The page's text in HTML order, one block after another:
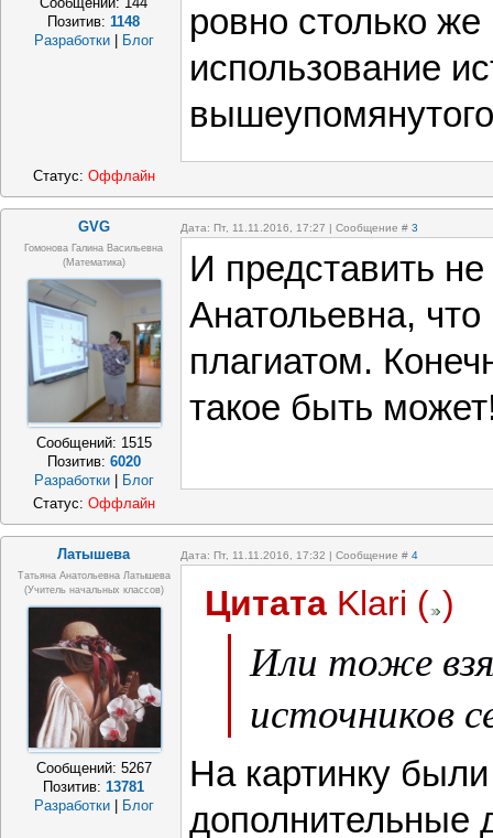
Позитив:1148
Разработки
Блог
ровно столько
использование
Статус: Оффлайн
GVG Дата: Пт, 11.11.2016, 17:27 | Сообщение # 3
Гомонова Галина Васильевна
(математика)
Сообщений: 1515
Позитив: 6020
Разработки
Блог
И представить
Анатольевна,
плагиатом.
такое быть
Статус: Оффлайн
Латышева Дата: Пт, 11.11.2016, 17:32 | Сообщение # 4
Татьяна Анатольевна Латышева
(учитель начальных классов)
Сообщений: 5267
Позитив:13781
Разработки
Блог
Цитата Klari ( )
Или тоже
источников
На картинку
дополнительные